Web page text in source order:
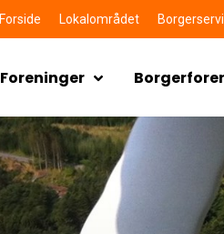
Forside Lokalområdet
Foreninger